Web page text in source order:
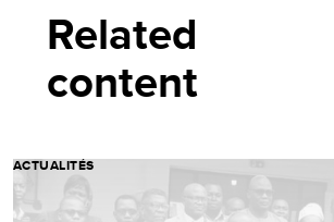
Related
content
ACTUALITÉS